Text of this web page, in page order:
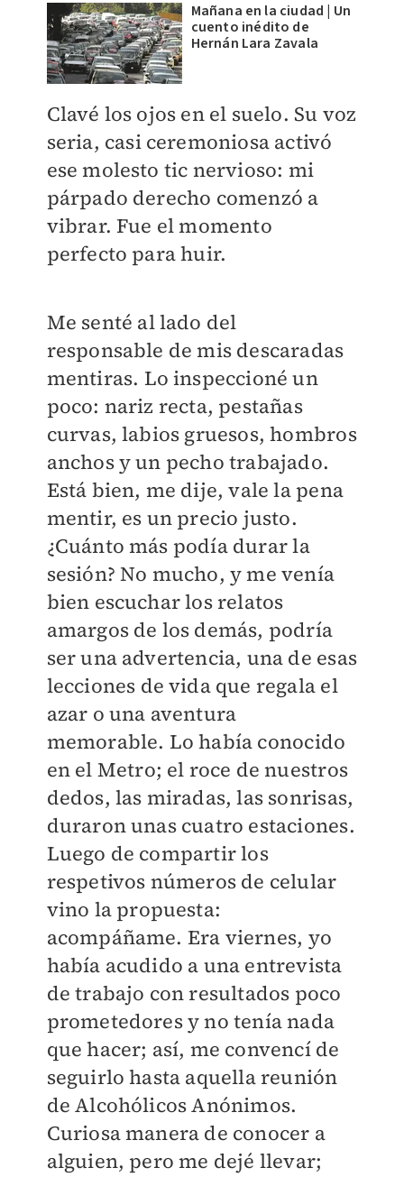
Mañana en la ciudad | Un
cuento inédito de
Hernán Lara Zavala
Clavé los ojos en el suelo. Su voz
seria, casi ceremoniosa activó
ese molesto tic nervioso: mi
párpado derecho comenzó a
vibrar. Fue el momento
perfecto para huir.
Me senté al lado del
responsable de mis descaradas
mentiras. Lo inspeccioné un
poco: nariz recta, pestañas
curvas, labios gruesos, hombros
anchos y un pecho trabajado.
Está bien, me dije, vale la pena
mentir, es un precio justo.
¿Cuánto más podía durar la
sesión? No mucho, y me venía
bien escuchar los relatos
amargos de los demás, podría
ser una advertencia, una de esas
lecciones de vida que regala el
azar o una aventura
memorable. Lo había conocido
en el Metro; el roce de nuestros
dedos, las miradas, las sonrisas,
duraron unas cuatro estaciones.
Luego de compartir los
respetivos números de celular
vino la propuesta:
acompáñame. Era viernes, yo
había acudido a una entrevista
de trabajo con resultados poco
prometedores y no tenía nada
que hacer; así, me convencí de
seguirlo hasta aquella reunión
de Alcohólicos Anónimos.
Curiosa manera de conocer a
alguien, pero me dejé llevar;